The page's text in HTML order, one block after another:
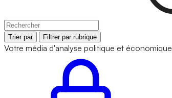
Trier par Filtrer par rubrique
Votre média d'analyse politique et économique